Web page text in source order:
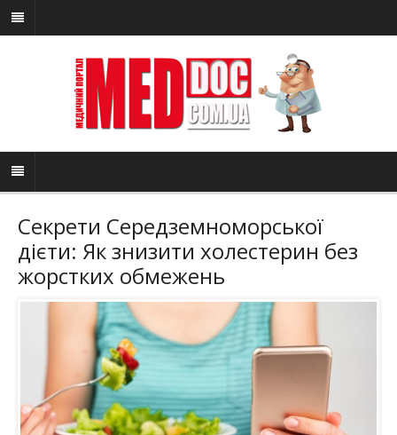
Секрети Середземноморської
дієти: Як знизити холестерин без
жорстких обмежень